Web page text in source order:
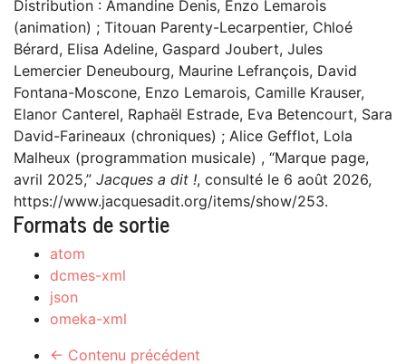
Distribution : Amandine Denis, Enzo Lemarois
(animation) ; Titouan Parenty-Lecarpentier, Chloé
Bérard, Elisa Adeline, Gaspard Joubert, Jules
Lemercier Deneubourg, Maurine Lefrançois, David
Fontana-Moscone, Enzo Lemarois, Camille Krauser,
Elanor Canterel, Raphaël Estrade, Eva Betencourt, Sara
David-Farineaux (chroniques) ; Alice Gefflot, Lola
Malheux (programmation musicale) , “Marque page,
avril 2025,” Jacques a dit !, consulté le 6 août 2026,
https://www.jacquesadit.org/items/show/253.
Formats de sortie
atom
dcmes-xml
json
omeka-xml
← Contenu précédent